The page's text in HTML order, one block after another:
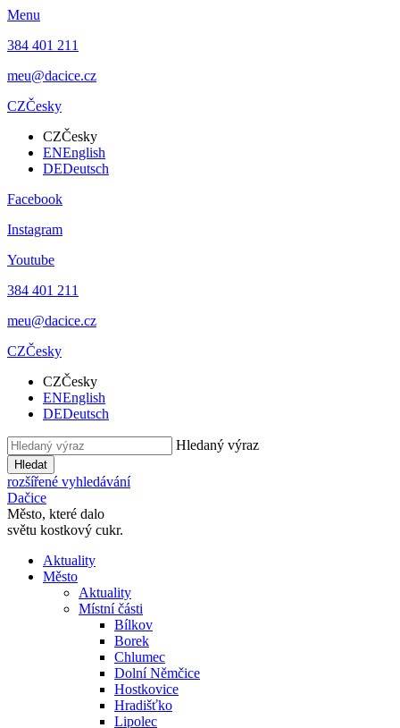
Menu
384 401 211
meu@dacice.cz
CZČesky
CZČesky
ENEnglish
DEDeutsch
Facebook
Instagram
Youtube
384 401 211
meu@dacice.cz
CZČesky
CZČesky
ENEnglish
DEDeutsch
Hledaný výraz
Hledat
rozšířené vyhledávání
Dačice
Město, které dalo
světu kostkový cukr.
Aktuality
Město
Aktuality
Místní části
Bílkov
Borek
Chlumec
Dolní Němčice
Hostkovice
Hradišťko
Lipolec